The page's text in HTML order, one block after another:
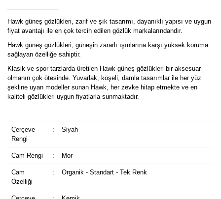
Hawk güneş gözlükleri, zarif ve şık tasarımı, dayanıklı yapısı ve uygun
fiyat avantajı ile en çok tercih edilen gözlük markalarındandır.
Hawk güneş gözlükleri, güneşin zararlı ışınlarına karşı yüksek koruma
sağlayan özelliğe sahiptir.
Klasik ve spor tarzlarda üretilen Hawk güneş gözlükleri bir aksesuar
olmanın çok ötesinde. Yuvarlak, köşeli, damla tasarımlar ile her yüz
şekline uyan modeller sunan Hawk, her zevke hitap etmekte ve en
kaliteli gözlükleri uygun fiyatlarla sunmaktadır.
Çerçeve
Rengi
: Siyah
Cam Rengi : Mor
Cam
Özelliği
: Organik - Standart - Tek Renk